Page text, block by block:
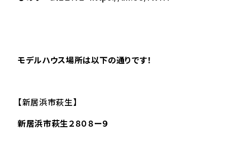
モデルハウス場所は以下の通りです！
【新居浜市萩生】
新居浜市萩生２８０８ー９